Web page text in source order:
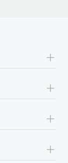
+
+
+
+